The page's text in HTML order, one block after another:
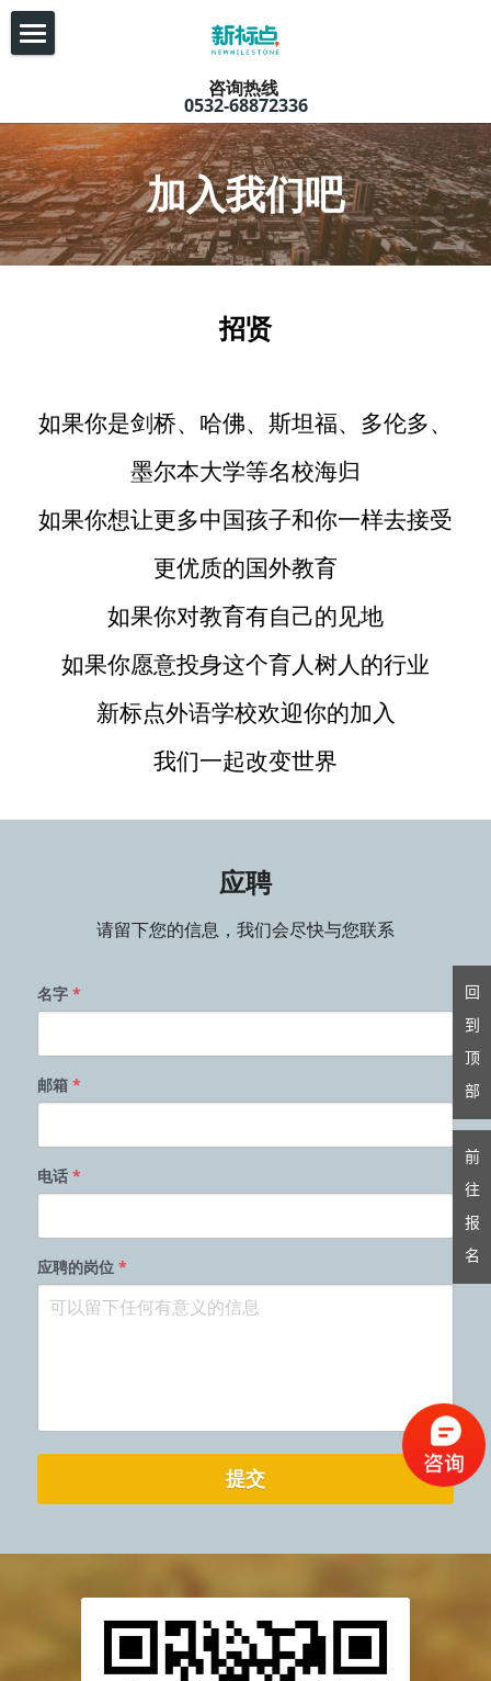
咨询热线
0532-68872336
师资
托福
朗思
SAT&SSAT
GRE&GMAT
AEAS
加入我们吧
招贤
如果你是剑桥、哈佛、斯坦福、多伦多、
墨尔本大学等名校海归
如果你想让更多中国孩子和你一样去接受
更优质的国外教育
如果你对教育有自己的见地
如果你愿意投身这个育人树人的行业
新标点外语学校欢迎你的加入
我们一起改变世界
应聘
请留下您的信息，我们会尽快与您联系
名字 *
邮箱 *
电话 *
应聘的岗位 *
提交
回
到
顶
部
前
往
报
名